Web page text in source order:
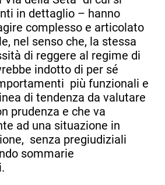
in dettaglio – hanno
complesso e articolato
nel senso che, la stessa
di reggere al regime di
indotto di per sé
più funzionali e
di tendenza da valutare
prudenza e che va
ad una situazione in
senza pregiudiziali
sommarie